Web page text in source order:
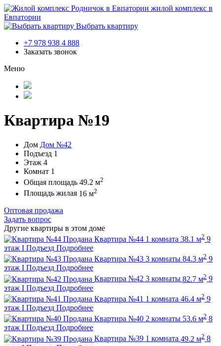
жилой комплекс в
Евпатории
Выбрать квартиру
+7 978 938 4 888
Заказать звонок
Меню
Квартира №19
Дом Дом №42
Подъезд 1
Этаж 4
Комнат 1
Общая площадь 49.2 м2
Площадь жилая 16 м2
Оптовая продажа
Задать вопрос
Другие квартиры в этом доме
Продана Квартира №44 1 комната 38.1 м2 9
этаж I Подъезд Подробнее
Продана Квартира №43 3 комнаты 84.3 м2 9
этаж I Подъезд Подробнее
Продана Квартира №42 3 комнаты 82.7 м2 9
этаж I Подъезд Подробнее
Продана Квартира №41 1 комната 46.4 м2 9
этаж I Подъезд Подробнее
Продана Квартира №40 2 комнаты 53.6 м2 8
этаж I Подъезд Подробнее
Продана Квартира №39 1 комната 49.2 м2 8